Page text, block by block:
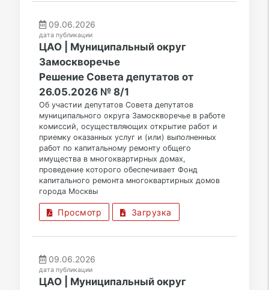
09.06.2026
дата публикации
ЦАО | Муниципальный округ
Замоскворечье
Решение Совета депутатов от
26.05.2026 № 8/1
Об участии депутатов Совета депутатов
муниципального округа Замоскворечье в работе
комиссий, осуществляющих открытие работ и
приемку оказанных услуг и (или) выполненных
работ по капитальному ремонту общего
имущества в многоквартирных домах,
проведение которого обеспечивает Фонд
капитального ремонта многоквартирных домов
города Москвы
Просмотр Загрузка
09.06.2026
дата публикации
ЦАО | Муниципальный округ